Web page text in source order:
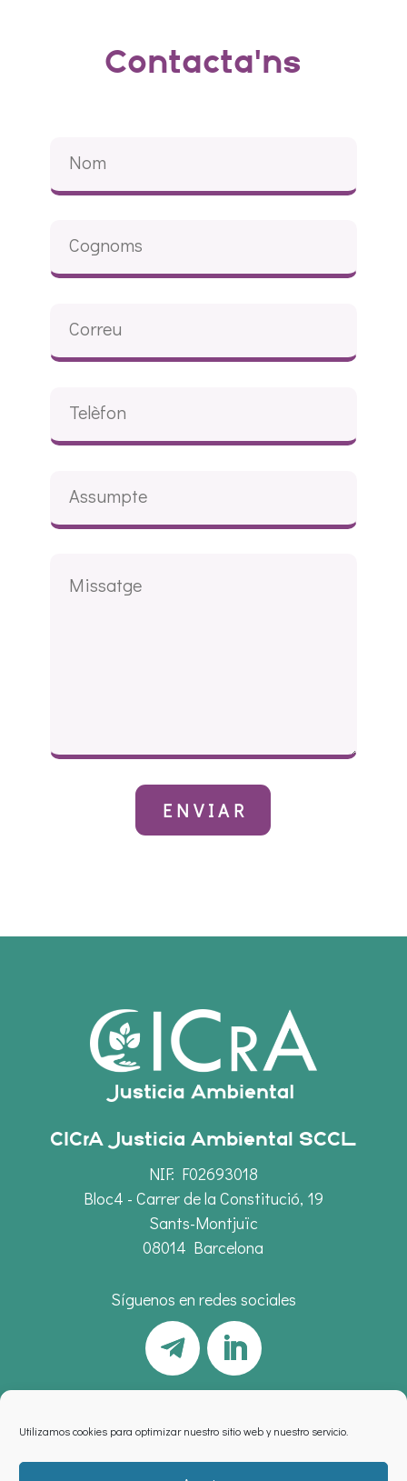
Utilizamos cookies para optimizar nuestro sitio web y nuestro servicio.
Contacta'ns
CICrA Justicia Ambiental SCCL
NIF: F02693018
Bloc4 - Carrer de la Constitució, 19
Sants-Montjuïc
08014 Barcelona
Síguenos en redes sociales